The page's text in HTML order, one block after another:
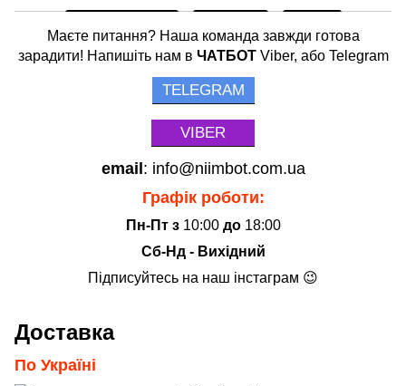
Маєте питання? Наша команда завжди готова
зарадити! Напишіть нам в ЧАТБОТViber, або Telegram
TELEGRAM
VIBER
email: info@niimbot.com.ua
Графік роботи:
Пн-Пт з 10:00до 18:00
Сб-Нд - Вихідний
Підписуйтесь на наш інстаграм 😉
Доставка
По Україні